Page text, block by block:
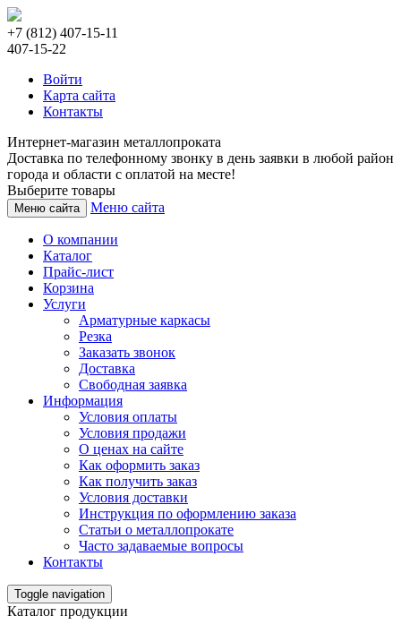
+7 (812) 407-15-11
407-15-22
Войти
Карта сайта
Контакты
Интернет-магазин металлопроката
Доставка по телефонному звонку в день заявки в любой район
города и области с оплатой на месте!
Выберите товары
Меню сайта Меню сайта
О компании
Каталог
Прайс-лист
Корзина
Услуги
Арматурные каркасы
Резка
Заказать звонок
Доставка
Свободная заявка
Информация
Условия оплаты
Условия продажи
О ценах на сайте
Как оформить заказ
Как получить заказ
Условия доставки
Инструкция по оформлению заказа
Статьи о металлопрокате
Часто задаваемые вопросы
Контакты
Toggle navigation
Каталог продукции